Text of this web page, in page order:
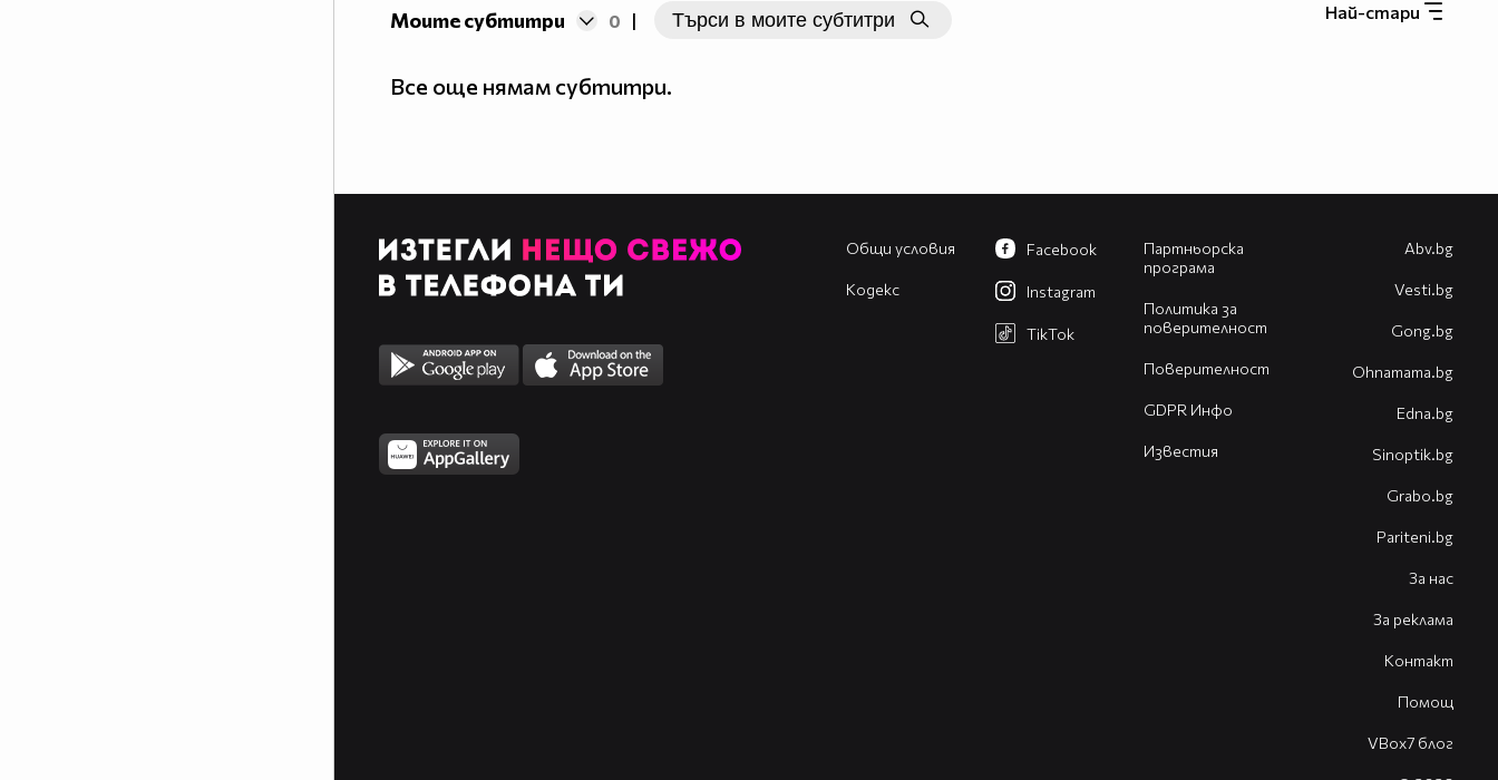
Моите субтитри 0 | Най-стари
Все още нямам субтитри.
Общи условия
Кодекс
Партньорска
програма
Политика за
поверителност
Поверителност
GDPR Инфо
Известия
Facebook
Instagram
TikTok
Abv.bg
Vesti.bg
Gong.bg
Оhnamama.bg
Edna.bg
Sinoptik.bg
Grabo.bg
Pariteni.bg
За нас
За реклама
Контакт
Помощ
VBox7 блог